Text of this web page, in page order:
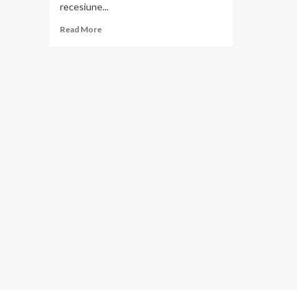
recesiune...
Read MoreRead